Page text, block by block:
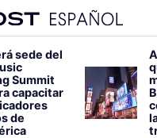
sede del
Summit
capacitar
de